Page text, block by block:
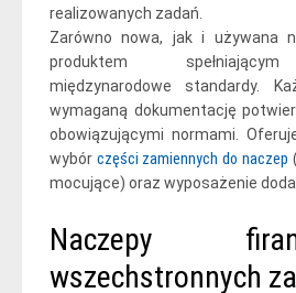
realizowanych zadań.
Zarówno nowa, jak i używana
produktem
międzynarodowe standardy.
wymaganą dokumentację
obowiązującymi normami.
wybór części zamiennych do naczep
mocujące) oraz wyposażenie
Naczepy
wszechstronnych